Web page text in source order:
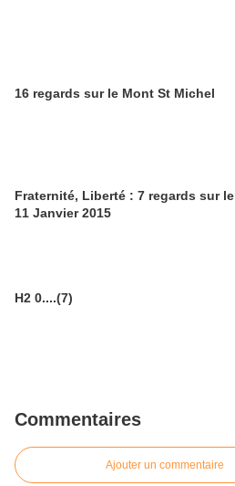
16 regards sur le Mont St Michel
Fraternité, Liberté : 7 regards sur le
11 Janvier 2015
H2 0....(7)
Commentaires
Ajouter un commentaire